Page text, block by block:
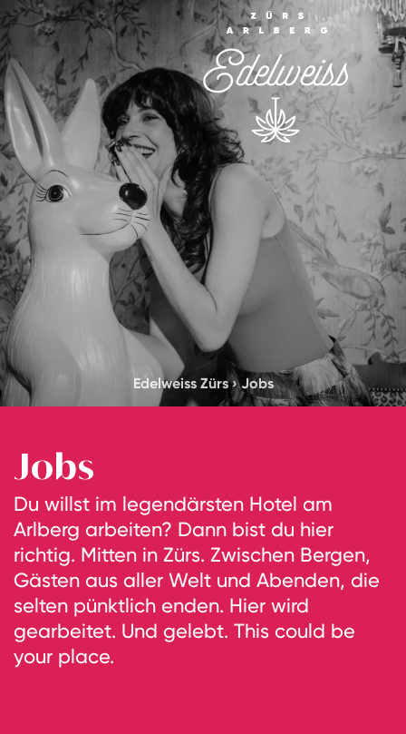
Edelweiss Zürs›Jobs
Jobs
Du willst im legendärsten Hotel am
Arlberg arbeiten? Dann bist du hier
richtig. Mitten in Zürs. Zwischen Bergen,
Gästen aus aller Welt und Abenden, die
selten pünktlich enden. Hier wird
gearbeitet. Und gelebt. This could be
your place.